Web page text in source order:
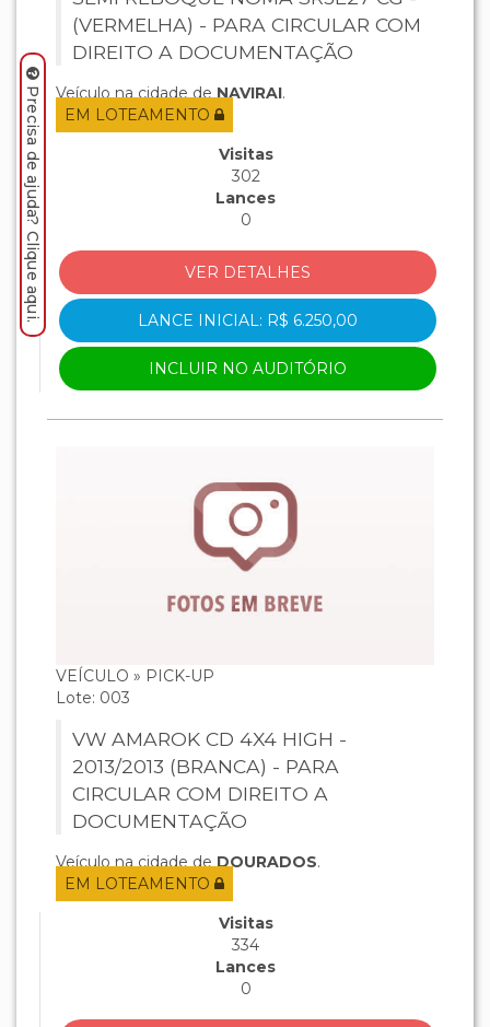
(VERMELHA) - PARA CIRCULAR COM
DIREITO A DOCUMENTAÇÃO
Veículo na cidade deNAVIRAI.
EM LOTEAMENTO
Visitas
302
Lances
0
VER DETALHES
LANCE INICIAL: R$ 6.250,00
INCLUIR NO AUDITÓRIO
VEÍCULO » PICK-UP
Lote: 003
VW AMAROK CD 4X4 HIGH -
2013/2013 (BRANCA) - PARA
CIRCULAR COM DIREITO A
DOCUMENTAÇÃO
Veículo na cidade deDOURADOS.
EM LOTEAMENTO
Visitas
334
Lances
0
Precisa de ajuda? Clique aqui.